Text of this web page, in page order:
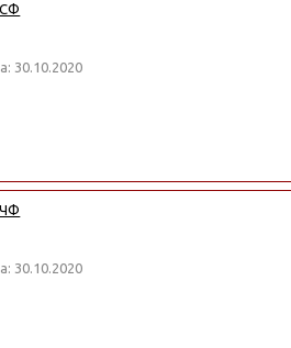
СФ
30.10.2020
ЧФ
30.10.2020